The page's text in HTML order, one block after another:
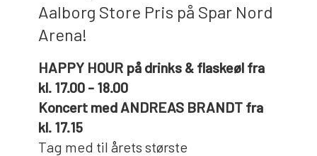
Aalborg Store Pris på Spar Nord
Arena!
HAPPY HOUR på drinks & flaskeøl fra
kl. 17.00 - 18.00
Koncert med ANDREAS BRANDT fra
kl. 17.15
Tag med til årets største